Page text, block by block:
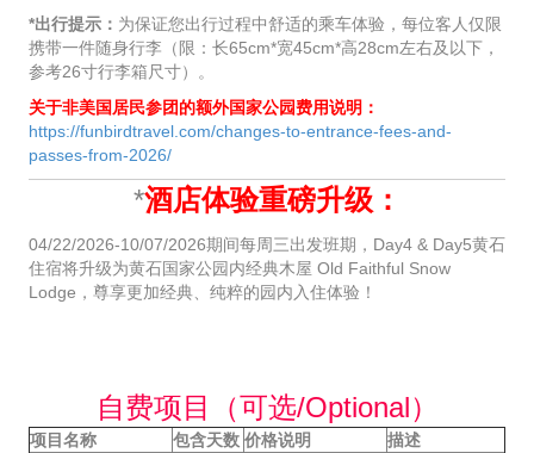
*出行提示： 为保证您出行过程中舒适的乘车体验，每位客人仅限
携带一件随身行李（限：长65cm*宽45cm*高28cm左右及以下，
参考26寸行李箱尺寸）。
关于非美国居民参团的额外国家公园费用说明：
https://funbirdtravel.com/changes-to-entrance-fees-and-
passes-from-2026/
*酒店体验重磅升级：
04/22/2026-10/07/2026期间每周三出发班期，Day4 & Day5黄石
住宿将升级为黄石国家公园内经典木屋 Old Faithful Snow
Lodge，尊享更加经典、纯粹的园内入住体验！
自费项目（可选/Optional）
项目名称 包含天数 价格说明
描述